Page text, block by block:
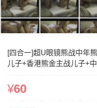
[四合一]超U眼镜熊战中年
儿子+香港熊金主战儿子+
¥60